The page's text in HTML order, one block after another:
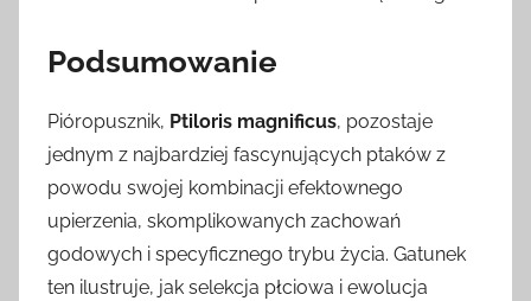
Podsumowanie
Pióropusznik, Ptiloris magnificus, pozostaje
jednym z najbardziej fascynujących ptaków z
powodu swojej kombinacji efektownego
upierzenia, skomplikowanych zachowań
godowych i specyficznego trybu życia. Gatunek
ten ilustruje, jak selekcja płciowa i ewolucja